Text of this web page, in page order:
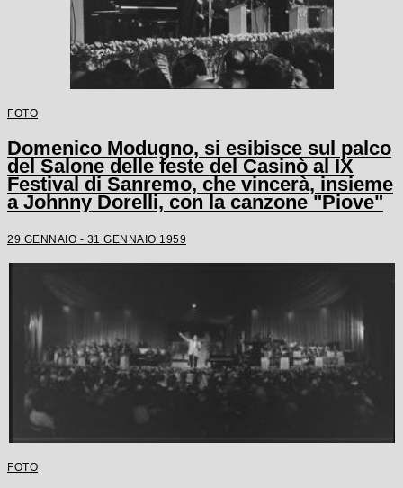
FOTO
Domenico Modugno, si esibisce sul palco
del Salone delle feste del Casinò al IX
Festival di Sanremo, che vincerà, insieme
a Johnny Dorelli, con la canzone "Piove"
29 GENNAIO - 31 GENNAIO 1959
FOTO